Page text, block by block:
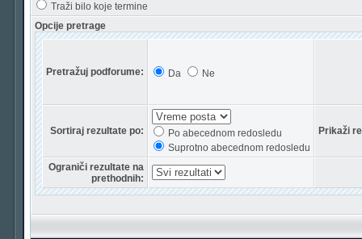
Traži bilo koje termine
Opcije pretrage
Pretražuj podforume: Da Ne
Sortiraj rezultate po:
Po abecednom redosledu
Suprotno abecednom redosledu
Prikaži
Ograniči rezultate na
prethodnih: